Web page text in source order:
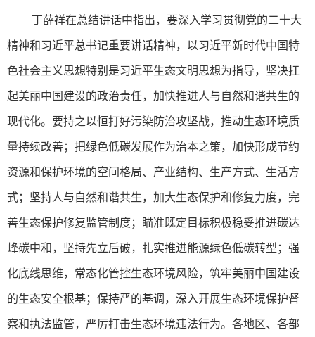
丁薛祥在总结讲话中指出，要深入学习贯彻党的二十大
精神和习近平总书记重要讲话精神，以习近平新时代中国特
色社会主义思想特别是习近平生态文明思想为指导，坚决扛
起美丽中国建设的政治责任，加快推进人与自然和谐共生的
现代化。要持之以恒打好污染防治攻坚战，推动生态环境质
量持续改善；把绿色低碳发展作为治本之策，加快形成节约
资源和保护环境的空间格局、产业结构、生产方式、生活方
式；坚持人与自然和谐共生，加大生态保护和修复力度，完
善生态保护修复监管制度；瞄准既定目标积极稳妥推进碳达
峰碳中和，坚持先立后破，扎实推进能源绿色低碳转型；强
化底线思维，常态化管控生态环境风险，筑牢美丽中国建设
的生态安全根基；保持严的基调，深入开展生态环境保护督
察和执法监管，严厉打击生态环境违法行为。各地区、各部